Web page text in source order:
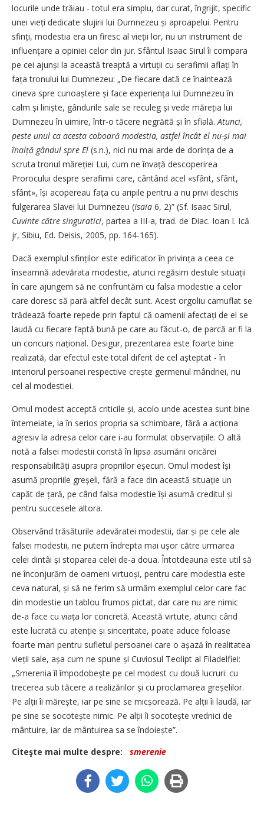
locurile unde trăiau - totul era simplu, dar curat, îngrijit, specific
unei vieți dedicate slujirii lui Dumnezeu și aproapelui. Pentru
sfinți, modes­tia era un firesc al vieții lor, nu un instrument de
influențare a opiniei celor din jur. Sfântul Isaac Sirul îi compara
pe cei ajunși la această treaptă a virtuții cu serafimii aflați în
fața tronului lui Dumnezeu: „De fiecare dată ce înaintează
cineva spre cunoaștere și face experiența lui Dumnezeu în
calm și liniște, gândurile sale se reculeg și vede măreția lui
Dumnezeu în uimire, într-o tăcere negrăită și în sfială. Atunci,
peste unul ca acesta coboară modestia, astfel încât el nu-și mai
înalță gândul spre El (s.n.), nici nu mai arde de dorința de a
scruta tronul măreției Lui, cum ne învață descoperirea
Prorocului despre serafimii care, cântând acel «sfânt, sfânt,
sfânt», își acopereau fața cu aripile pentru a nu privi deschis
fulgerarea Slavei lui Dumnezeu (Isaia 6, 2)” (Sf. Isaac Sirul,
Cuvinte către singuratici, partea a III-a, trad. de Diac. Ioan I. Ică
jr, Sibiu, Ed. Deisis, 2005, pp. 164-165).
Dacă exemplul sfinților este edificator în privința a ceea ce
înseamnă adevărata modestie, atunci regăsim destule situații
în care ajungem să ne confruntăm cu falsa modestie a celor
care doresc să pară altfel decât sunt. Acest orgoliu camuflat se
trădează foarte repede prin faptul că oamenii afectați de el se
laudă cu fiecare faptă bună pe care au făcut-o, de parcă ar fi la
un concurs național. Desigur, prezentarea este foarte bine
realizată, dar efectul este total diferit de cel așteptat - în
interiorul persoanei respective crește germenul mândriei, nu
cel al modestiei.
Omul modest acceptă criticile și, acolo unde acestea sunt bine
întemeiate, ia în serios propria sa schimbare, fără a acționa
agresiv la adresa celor care i-au formulat observațiile. O altă
notă a falsei modestii constă în lipsa asumării oricărei
responsabilități asupra propriilor eșecuri. Omul modest își
asumă propriile greșeli, fără a face din această situație un
capăt de țară, pe când falsa modestie își asumă creditul și
pentru succesele altora.
Observând trăsăturile adevăratei modestii, dar și pe cele ale
falsei modestii, ne putem îndrepta mai ușor către urmarea
celei dintâi și stoparea celei de-a doua. Întotdeauna este util să
ne înconjurăm de oameni virtuoși, pentru care modestia este
ceva natural, și să ne ferim să urmăm exemplul celor care fac
din modestie un tablou frumos pictat, dar care nu are nimic
de-a face cu viața lor concretă. Această virtute, atunci când
este lucrată cu atenție și sinceritate, poate aduce foloase
foarte mari pentru sufletul persoanei care o așază în realitatea
vieții sale, așa cum ne spune și Cuviosul Teolipt al Filadelfiei:
„Smerenia îl împo­do­bește pe cel modest cu două lucruri: cu
trecerea sub tăcere a realizărilor și cu proclamarea greșe­lilor.
Pe alții îi mărește, iar pe sine se micșorează. Pe alții îi laudă, iar
pe sine se socotește nimic. Pe alții îi socotește vrednici de
mântuire, iar de mântuirea sa se îndoiește”.
Citeşte mai multe despre:
smerenie